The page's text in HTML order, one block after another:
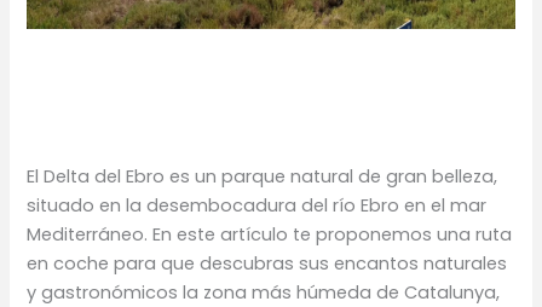
El Delta del Ebro es un parque natural de gran belleza,
situado en la desembocadura del río Ebro en el mar
Mediterráneo. En este artículo te proponemos una ruta
en coche para que descubras sus encantos naturales
y gastronómicos la zona más húmeda de Catalunya,